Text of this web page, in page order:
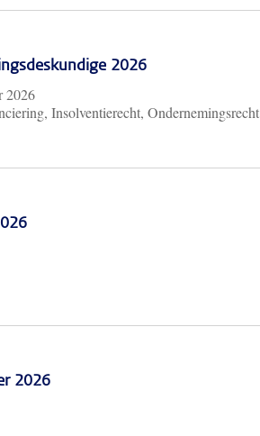
2026
2026
Insolventierecht, Ondernemingsrecht
2026